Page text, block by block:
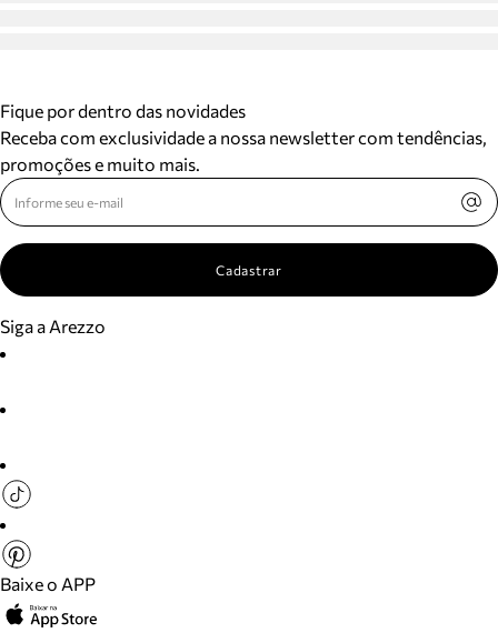
Fique por dentro das novidades
Receba com exclusividade a nossa newsletter com tendências,
promoções e muito mais.
Cadastrar
Siga a Arezzo
Baixe o APP